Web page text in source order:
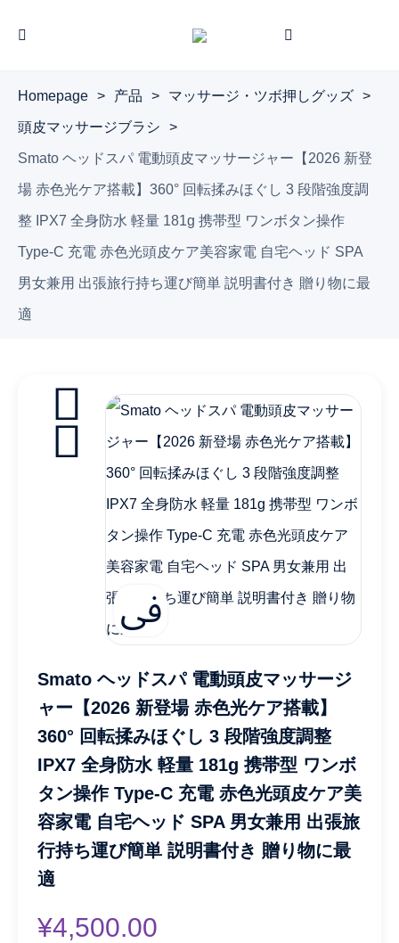
Homepage > 产品 > マッサージ・ツボ押しグッズ >
頭皮マッサージブラシ >
Smato ヘッドスパ 電動頭皮マッサージャー【2026 新登
場 赤色光ケア搭載】360° 回転揉みほぐし 3 段階強度調
整 IPX7 全身防水 軽量 181g 携帯型 ワンボタン操作
Type-C 充電 赤色光頭皮ケア美容家電 自宅ヘッド SPA
男女兼用 出張旅行持ち運び簡単 説明書付き 贈り物に最
適
Smato ヘッドスパ 電動頭皮マッサージ
ャー【2026 新登場 赤色光ケア搭載】
360° 回転揉みほぐし 3 段階強度調整
IPX7 全身防水 軽量 181g 携帯型 ワンボ
タン操作 Type-C 充電 赤色光頭皮ケア美
容家電 自宅ヘッド SPA 男女兼用 出張旅
行持ち運び簡単 説明書付き 贈り物に最
適
¥4,500.00